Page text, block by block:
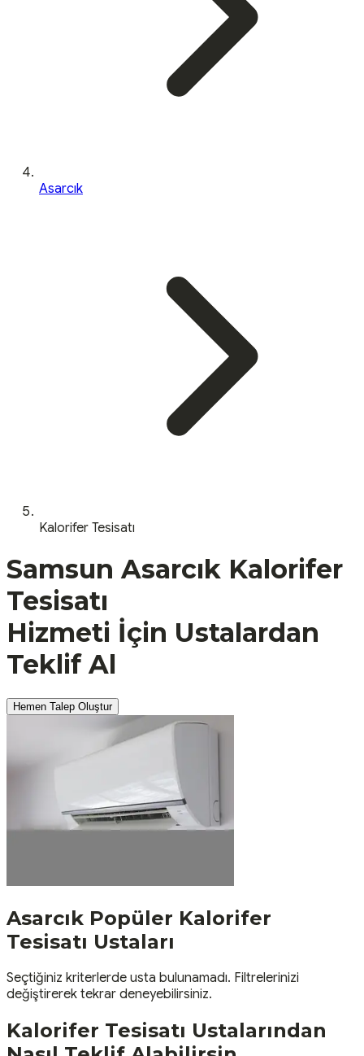
Asarcık
Kalorifer Tesisatı
Samsun Asarcık Kalorifer
Tesisatı
Hizmeti İçin Ustalardan
Teklif Al
Hemen Talep Oluştur
Asarcık Popüler Kalorifer
Tesisatı Ustaları
Seçtiğiniz kriterlerde usta bulunamadı. Filtrelerinizi
değiştirerek tekrar deneyebilirsiniz.
Kalorifer Tesisatı Ustalarından